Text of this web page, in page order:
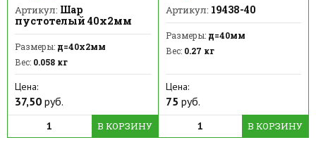
Артикул: Шар
пустотелый 40х2мм
Размеры: д=40х2мм
Вес: 0.058 кг
Цена:
37,50 руб.
В КОРЗИНУ
Артикул: 19438-40
Размеры:д=40мм
Вес:0.27 кг
Цена:
75 руб.
В КОРЗИНУ